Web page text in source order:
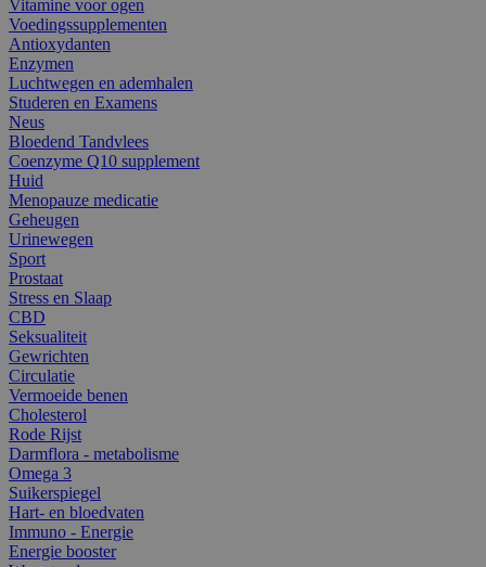
Vitamine voor ogen
Voedingssupplementen
Antioxydanten
Enzymen
Luchtwegen en ademhalen
Studeren en Examens
Neus
Bloedend Tandvlees
Coenzyme Q10 supplement
Huid
Menopauze medicatie
Geheugen
Urinewegen
Sport
Prostaat
Stress en Slaap
CBD
Seksualiteit
Gewrichten
Circulatie
Vermoeide benen
Cholesterol
Rode Rijst
Darmflora - metabolisme
Omega 3
Suikerspiegel
Hart- en bloedvaten
Immuno - Energie
Energie booster